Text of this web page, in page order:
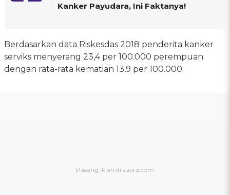
Kanker Payudara, Ini Faktanya!
Berdasarkan data Riskesdas 2018 penderita kanker
serviks menyerang 23,4 per 100.000 perempuan
dengan rata-rata kematian 13,9 per 100.000.